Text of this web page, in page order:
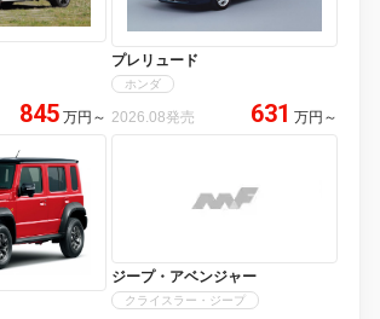
845 万円 ～
プレリュード
ホンダ
2026.08発売 631 万円 ～
ジープ・アベンジャー
クライスラー・ジープ